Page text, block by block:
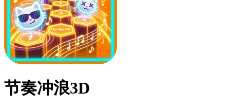
节奏冲浪3D